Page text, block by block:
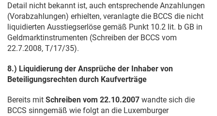
Detail nicht bekannt ist, auch entsprechende Anzahlungen
(Vorabzahlungen) erhielten, veranlagte die BCCS die nicht
liquidierten Ausstiegserlöse gemäß Punkt 10.2 lit. b GB in
Geldmarktinstrumenten (Schreiben der BCCS vom
22.7.2008, T/17/35).
8.) Liquidierung der Ansprüche der Inhaber von
Beteiligungsrechten durch Kaufverträge
Bereits mit Schreiben vom 22.10.2007 wandte sich die
BCCS sinngemäß wie folgt an die Luxemburger